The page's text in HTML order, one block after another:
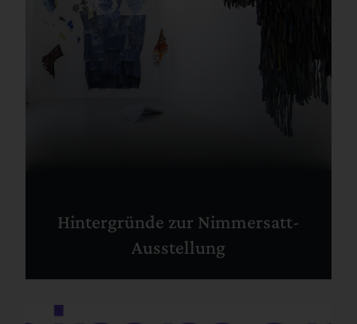
Hintergründe zur Nimmersatt-
Ausstellung